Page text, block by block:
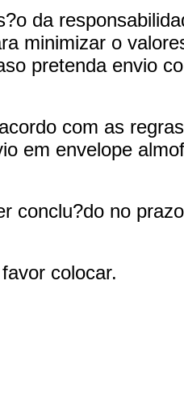
da
minimizar o
pretenda envio
com as
em envelope
conclu?do no
colocar.